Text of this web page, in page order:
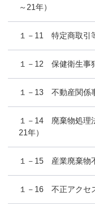
～21年）
１－11 特定商取引
１－12 保健衛生事
１－13 不動産関係
１－14 廃棄物処理
21年）
１－15 産業廃棄物
１－16 不正アクセ